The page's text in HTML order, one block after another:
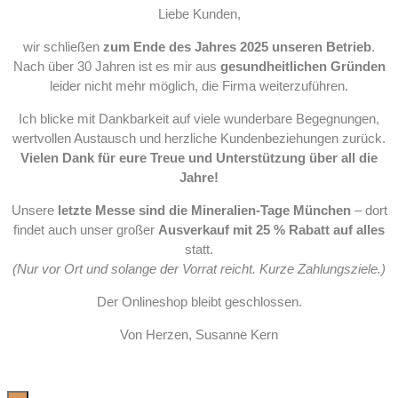
Liebe Kunden,
wir schließen zum Ende des Jahres 2025 unseren Betrieb.
Nach über 30 Jahren ist es mir aus gesundheitlichen Gründen
leider nicht mehr möglich, die Firma weiterzuführen.
Ich blicke mit Dankbarkeit auf viele wunderbare Begegnungen,
wertvollen Austausch und herzliche Kundenbeziehungen zurück.
Vielen Dank für eure Treue und Unterstützung über all die
Jahre!
Unsere letzte Messe sind die Mineralien-Tage München– dort
findet auch unser großer Ausverkauf mit 25 % Rabatt auf alles
statt.
(Nur vor Ort und solange der Vorrat reicht. Kurze Zahlungsziele.)
Der Onlineshop bleibt geschlossen.
Von Herzen, Susanne Kern